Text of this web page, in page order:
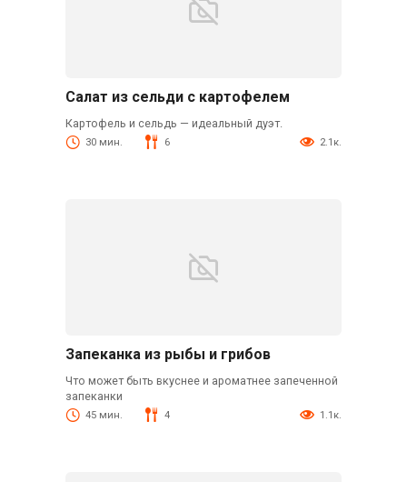
Салат из сельди с картофелем
Картофель и сельдь — идеальный дуэт.
30 мин. 6 2.1к.
Запеканка из рыбы и грибов
Что может быть вкуснее и ароматнее запеченной
запеканки
45 мин. 4 1.1к.